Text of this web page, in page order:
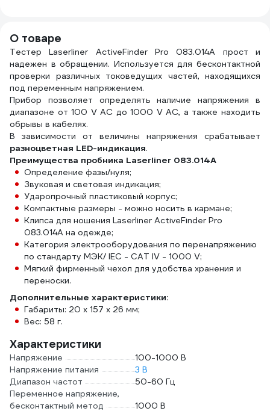
О товаре
Тестер Laserliner ActiveFinder Pro 083.014A прост и
надежен в обращении. Используется для бесконтактной
проверки различных токоведущих частей, находящихся
под переменным напряжением.
Прибор позволяет определять наличие напряжения в
диапазоне от 100 V АС до 1000 V АС, а также находить
обрывы в кабелях.
В зависимости от величины напряжения срабатывает
разноцветная LED-индикация.
Преимущества пробника Laserliner 083.014A
Определение фазы/нуля;
Звуковая и световая индикация;
Ударопрочный пластиковый корпус;
Компактные размеры - можно носить в кармане;
Клипса для ношения Laserliner ActiveFinder Pro
083.014A на одежде;
Категория электрооборудования по перенапряжению
по стандарту МЭК/ IEC - CAT IV - 1000 V;
Мягкий фирменный чехол для удобства хранения и
переноски.
Дополнительные характеристики:
Габариты: 20 x 157 x 26 мм;
Вес: 58 г.
Характеристики
Напряжение
100-1000 В
Напряжение питания
3 В
Диапазон частот
50-60 Гц
Переменное напряжение,
бесконтактный метод
1000 В